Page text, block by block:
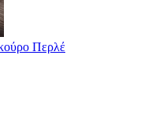
Περλέ